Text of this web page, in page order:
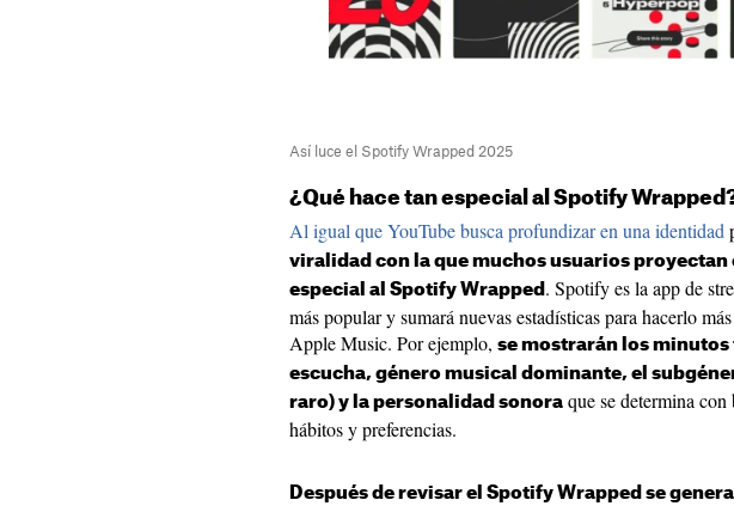
Así luce el Spotify Wrapped 2025
¿Qué hace tan especial al Spotify
Al igual que YouTube busca profundizar en una identidad
viralidad con la que muchos usuarios proyectan
especial al Spotify Wrapped . Spotify es la app de
más popular y sumará nuevas estadísticas para hacerlo
Apple Music. Por ejemplo, se mostrarán los minutos
escucha, género musical dominante, el
raro) y la personalidad sonora que se determina
hábitos y preferencias.
Después de revisar el Spotify Wrapped se